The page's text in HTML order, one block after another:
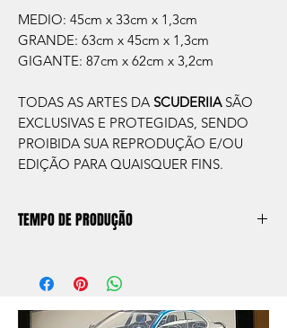
MEDIO: 45cm x 33cm x 1,3cm
GRANDE: 63cm x 45cm x 1,3cm
GIGANTE: 87cm x 62cm x 3,2cm
TODAS AS ARTES DA SCUDERIIA SÃO
EXCLUSIVAS E PROTEGIDAS, SENDO
PROIBIDA SUA REPRODUÇÃO E/OU
EDIÇÃO PARA QUAISQUER FINS.
TEMPO DE PRODUÇÃO
aprox. 5 dias úteis, após a confirmação de
compra.
Após a produçao, seguimos com o envio